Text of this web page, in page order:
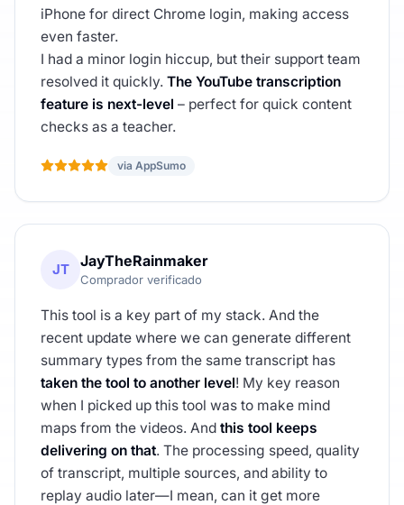
iPhone for direct Chrome login, making access
even faster.
I had a minor login hiccup, but their support team
resolved it quickly. The YouTube transcription
feature is next-level – perfect for quick content
checks as a teacher.
via AppSumo
JT JayTheRainmaker
Comprador verificado
This tool is a key part of my stack. And the
recent update where we can generate different
summary types from the same transcript has
taken the tool to another level! My key reason
when I picked up this tool was to make mind
maps from the videos. And this tool keeps
delivering on that. The processing speed, quality
of transcript, multiple sources, and ability to
replay audio later—I mean, can it get more